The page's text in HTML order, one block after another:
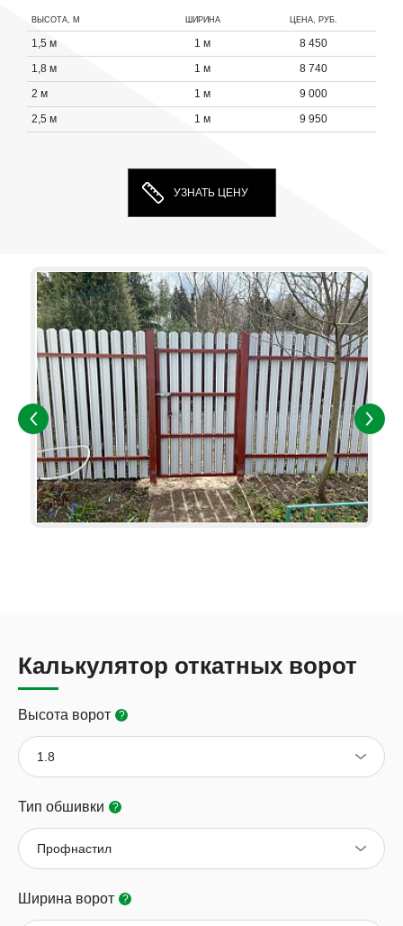
ВЫСОТА, М ШИРИНА ЦЕНА, РУБ.
1,5 м 1 м
8 450
1,8 м
1 м
8 740
2 м
1 м
9 000
2,5 м
1 м 9 950
УЗНАТЬ ЦЕНУ
Калькулятор откатных ворот
Высота ворот ?
1.8
Тип обшивки ?
Профнастил
Ширина ворот ?